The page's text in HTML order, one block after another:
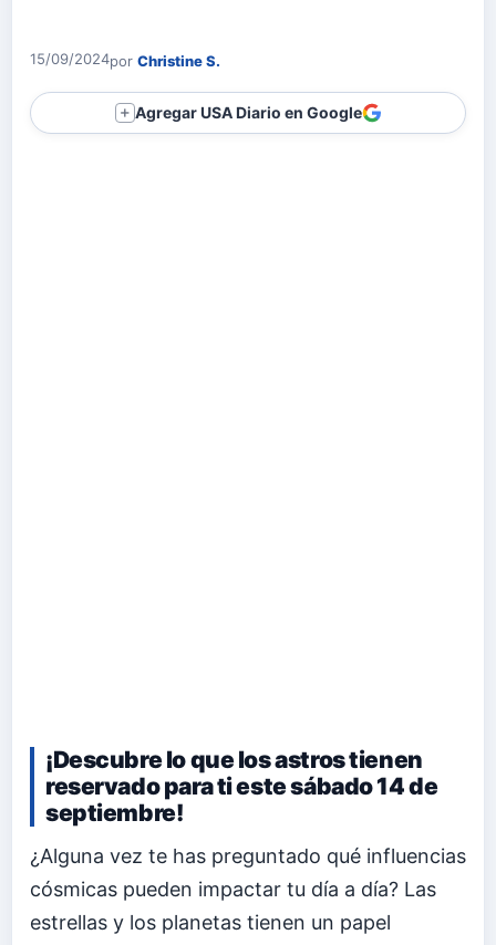
15/09/2024por Christine S.
＋ Agregar USA Diario en Google
¡Descubre lo que los astros tienen
reservado para ti este sábado 14 de
septiembre!
¿Alguna vez te has preguntado qué influencias
cósmicas pueden impactar tu día a día? Las
estrellas y los planetas tienen un papel